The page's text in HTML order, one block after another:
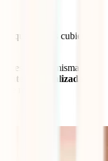
lo que tendrás cubierto
en esta misma
personalizada
más.